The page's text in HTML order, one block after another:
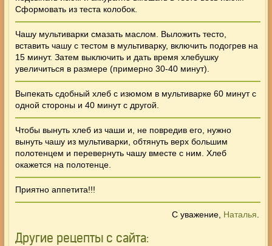
Сформовать из теста колобок.
Чашу мультиварки смазать маслом. Выложить тесто,
вставить чашу с тестом в мультиварку, включить подогрев на
15 минут. Затем выключить и дать время хлебушку
увеличиться в размере (примерно 30-40 минут).
Выпекать сдобный хлеб с изюмом в мультиварке 60 минут с
одной стороны и 40 минут с другой.
Чтобы вынуть хлеб из чаши и, не повредив его, нужно
вынуть чашу из мультиварки, обтянуть верх большим
полотенцем и перевернуть чашу вместе с ним. Хлеб
окажется на полотенце.
Приятно аппетита!!!
С уважение, Наталья
Другие рецепты с сайта: